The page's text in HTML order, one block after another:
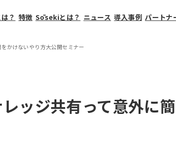
？ 特徴 Sōsekiとは？ ニュース 導入事例 パートナ
かけないやり方大公開セミナー
ッジ共有って意外に